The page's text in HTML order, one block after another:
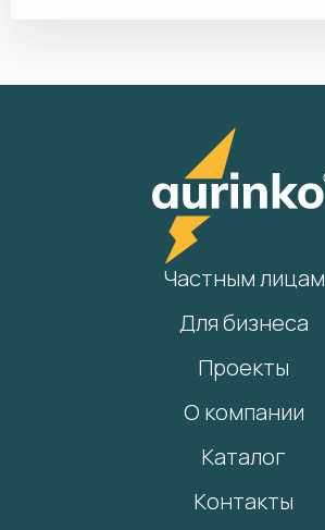
Частным лицам
Для бизнеса
Проекты
О компании
Каталог
Контакты